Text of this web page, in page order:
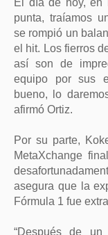
El día de hoy, en
punta, traíamos
se rompió un
el hit. Los fierros
así son de
equipo por sus
bueno, lo
afirmó Ortiz.
Por su parte,
MetaXchange
asegura que la
Fórmula 1 fue
“Después de